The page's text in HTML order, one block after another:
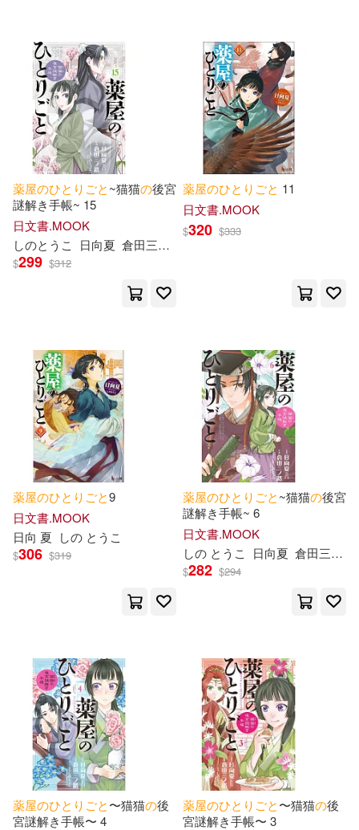
薬屋のひと り ごと~猫猫の後宮
謎解き手帳~ 15
日文書.MOOK
しのと うこ 日向夏 倉田三ノ路
$299 $312
薬屋のひと り ごと 11
日文書.MOOK
$320 $333
薬屋のひと り ごと9
日文書.MOOK
日向 夏 しの と うこ
$306 $319
薬屋のひと り ごと~猫猫の後宮
謎解き手帳~ 6
日文書.MOOK
しの と うこ 日向夏 倉田三ノ路
$282 $294
薬屋のひと り ごと〜猫猫の後
宮謎解き手帳〜 4
薬屋のひと り ごと〜猫猫の後
宮謎解き手帳〜 3